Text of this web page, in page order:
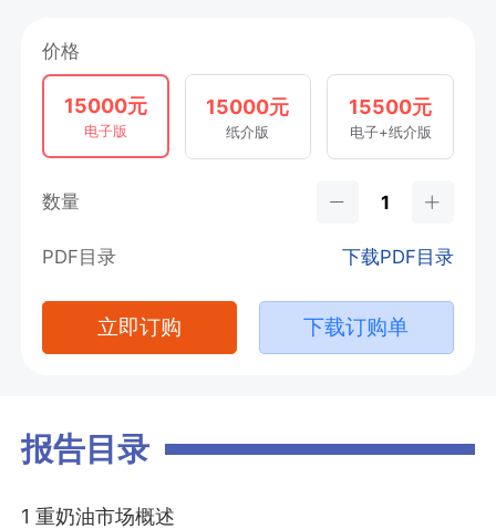
价格
15000元
电子版
15000元
纸介版
15500元
电子+纸介版
数量
PDF目录 下载PDF目录
立即订购 下载订购单
报告目录
1 重奶油市场概述